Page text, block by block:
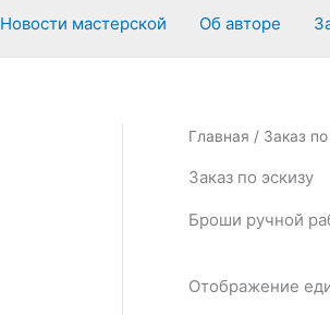
Новости мастерской Об авторе
Главная / Заказ по
Заказ по эскизу
Броши ручной
Отображение